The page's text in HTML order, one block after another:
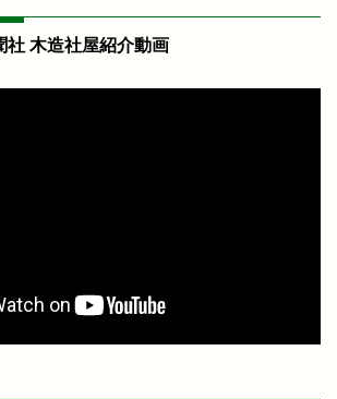
社 木造社屋紹介動画